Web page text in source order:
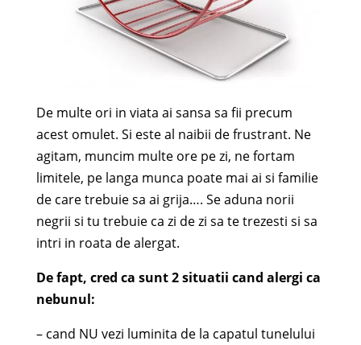
De multe ori in viata ai sansa sa fii precum
acest omulet. Si este al naibii de frustrant. Ne
agitam, muncim multe ore pe zi, ne fortam
limitele, pe langa munca poate mai ai si familie
de care trebuie sa ai grija…. Se aduna norii
negrii si tu trebuie ca zi de zi sa te trezesti si sa
intri in roata de alergat.
De fapt, cred ca sunt 2 situatii cand alergi ca
nebunul:
– cand NU vezi luminita de la capatul tunelului